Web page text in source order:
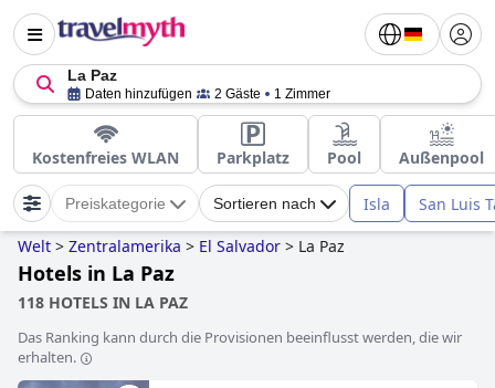
La Paz
Daten hinzufügen 2 Gäste 1 Zimmer
Kostenfreies WLAN Parkplatz Pool Außenpool
Preiskategorie Sortieren nach Isla San Luis
Welt > Zentralamerika > El Salvador > La Paz
Hotels in La Paz
118 HOTELS IN LA PAZ
Das Ranking kann durch die Provisionen beeinflusst werden, die wir
erhalten.